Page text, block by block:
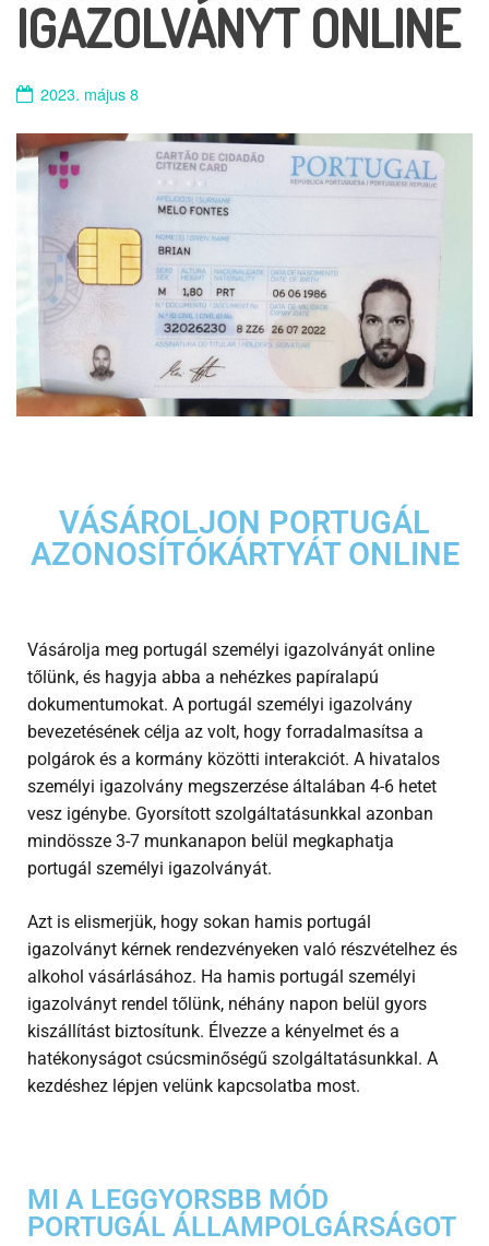
IGAZOLVÁNYT ONLINE
2023. május 8
VÁSÁROLJON PORTUGÁL
AZONOSÍTÓKÁRTYÁT ONLINE
Vásárolja meg portugál személyi igazolványát online
tőlünk, és hagyja abba a nehézkes papíralapú
dokumentumokat. A portugál személyi igazolvány
bevezetésének célja az volt, hogy forradalmasítsa a
polgárok és a kormány közötti interakciót. A hivatalos
személyi igazolvány megszerzése általában 4-6 hetet
vesz igénybe. Gyorsított szolgáltatásunkkal azonban
mindössze 3-7 munkanapon belül megkaphatja
portugál személyi igazolványát.
Azt is elismerjük, hogy sokan hamis portugál
igazolványt kérnek rendezvényeken való részvételhez és
alkohol vásárlásához. Ha hamis portugál személyi
igazolványt rendel tőlünk, néhány napon belül gyors
kiszállítást biztosítunk. Élvezze a kényelmet és a
hatékonyságot csúcsminőségű szolgáltatásunkkal. A
kezdéshez lépjen velünk kapcsolatba most.
MI A LEGGYORSBB MÓD
PORTUGÁL ÁLLAMPOLGÁRSÁGOT